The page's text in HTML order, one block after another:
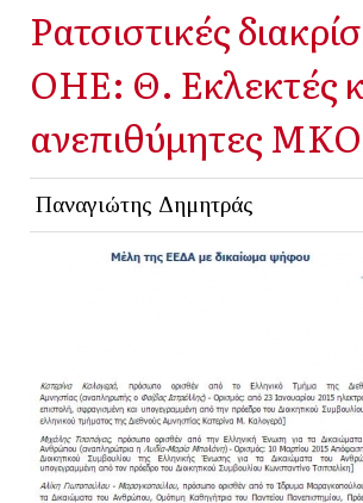
Ρατσιστικές
ΟΗΕ: Θ. Εκλεκτές
ανεπιθύμητες ΜΚΟ
Παναγιώτης Δημητράς